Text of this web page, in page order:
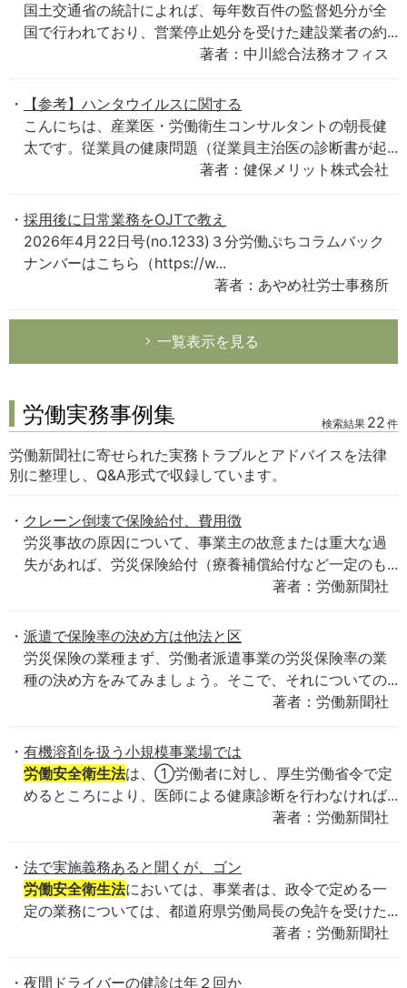
国土交通省の統計によれば、毎年数百件の監督処分が全
国で行われており、営業停止処分を受けた建設業者の約...
著者：中川総合法務オフィス
【参考】ハンタウイルスに関する
こんにちは、産業医・労働衛生コンサルタントの朝長健
太です。従業員の健康問題（従業員主治医の診断書が起...
著者：健保メリット株式会社
採用後に日常業務をOJTで教え
2026年4月22日号(no.1233)３分労働ぷちコラムバック
ナンバーはこちら（https://w...
著者：あやめ社労士事務所
一覧表示を見る
労働実務事例集 検索結果 22 件
労働新聞社に寄せられた実務トラブルとアドバイスを法律
別に整理し、Q&A形式で収録しています。
クレーン倒壊で保険給付、費用徴
労災事故の原因について、事業主の故意または重大な過
失があれば、労災保険給付（療養補償給付など一定のも...
著者：労働新聞社
派遣で保険率の決め方は他法と区
労災保険の業種まず、労働者派遣事業の労災保険率の業
種の決め方をみてみましょう。そこで、それについての...
著者：労働新聞社
有機溶剤を扱う小規模事業場では
労働安全衛生法は、①労働者に対し、厚生労働省令で定
めるところにより、医師による健康診断を行わなければ...
著者：労働新聞社
法で実施義務あると聞くが、ゴン
労働安全衛生法においては、事業者は、政令で定める一
定の業務については、都道府県労働局長の免許を受けた...
著者：労働新聞社
夜間ドライバーの健診は年２回か